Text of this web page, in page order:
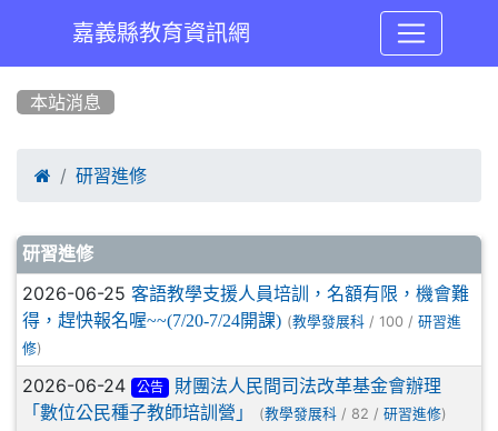
嘉義縣教育資訊網
本站消息
 研習進修
文章列表
研習進修
2026-06-25 客語教學支援人員培訓，名額有限，機會難
得，趕快報名喔~~(7/20-7/24開課) (教學發展科 / 100 / 研習進
修)
2026-06-24 公告
財團法人民間司法改革基金會辦理
「數位公民種子教師培訓營」
(教學發展科 / 82 / 研習進修)